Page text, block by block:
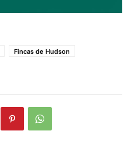
Fincas de Hudson